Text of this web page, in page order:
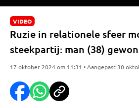
VIDEO
Ruzie in relationele sfeer
steekpartij: man (38)
17 oktober 2024 om 11:31 • Aangepast 30